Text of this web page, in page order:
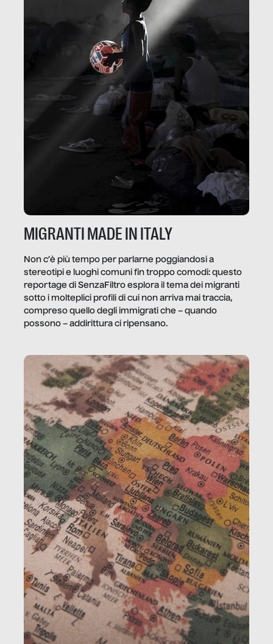
MIGRANTI MADE IN ITALY
Non c’è più tempo per parlarne poggiandosi a
stereotipi e luoghi comuni fin troppo comodi: questo
reportage di SenzaFiltro esplora il tema dei migranti
sotto i molteplici profili di cui non arriva mai traccia,
compreso quello degli immigrati che – quando
possono – addirittura ci ripensano.